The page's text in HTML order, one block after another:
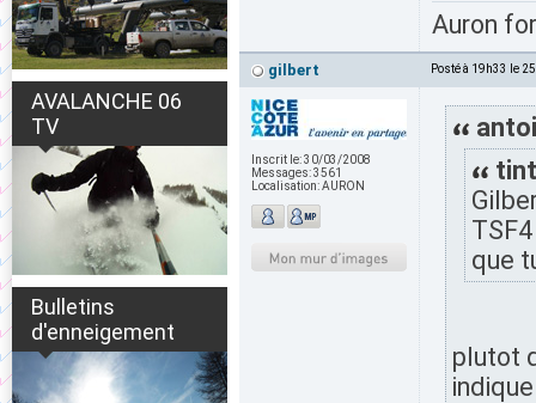
AVALANCHE 06
TV
Bulletins
d'enneigement
Auron
gilbert Posté à 19h33 le
Inscrit le:30/03/2008
Messages:3561
Localisation:AURON
que
plutot